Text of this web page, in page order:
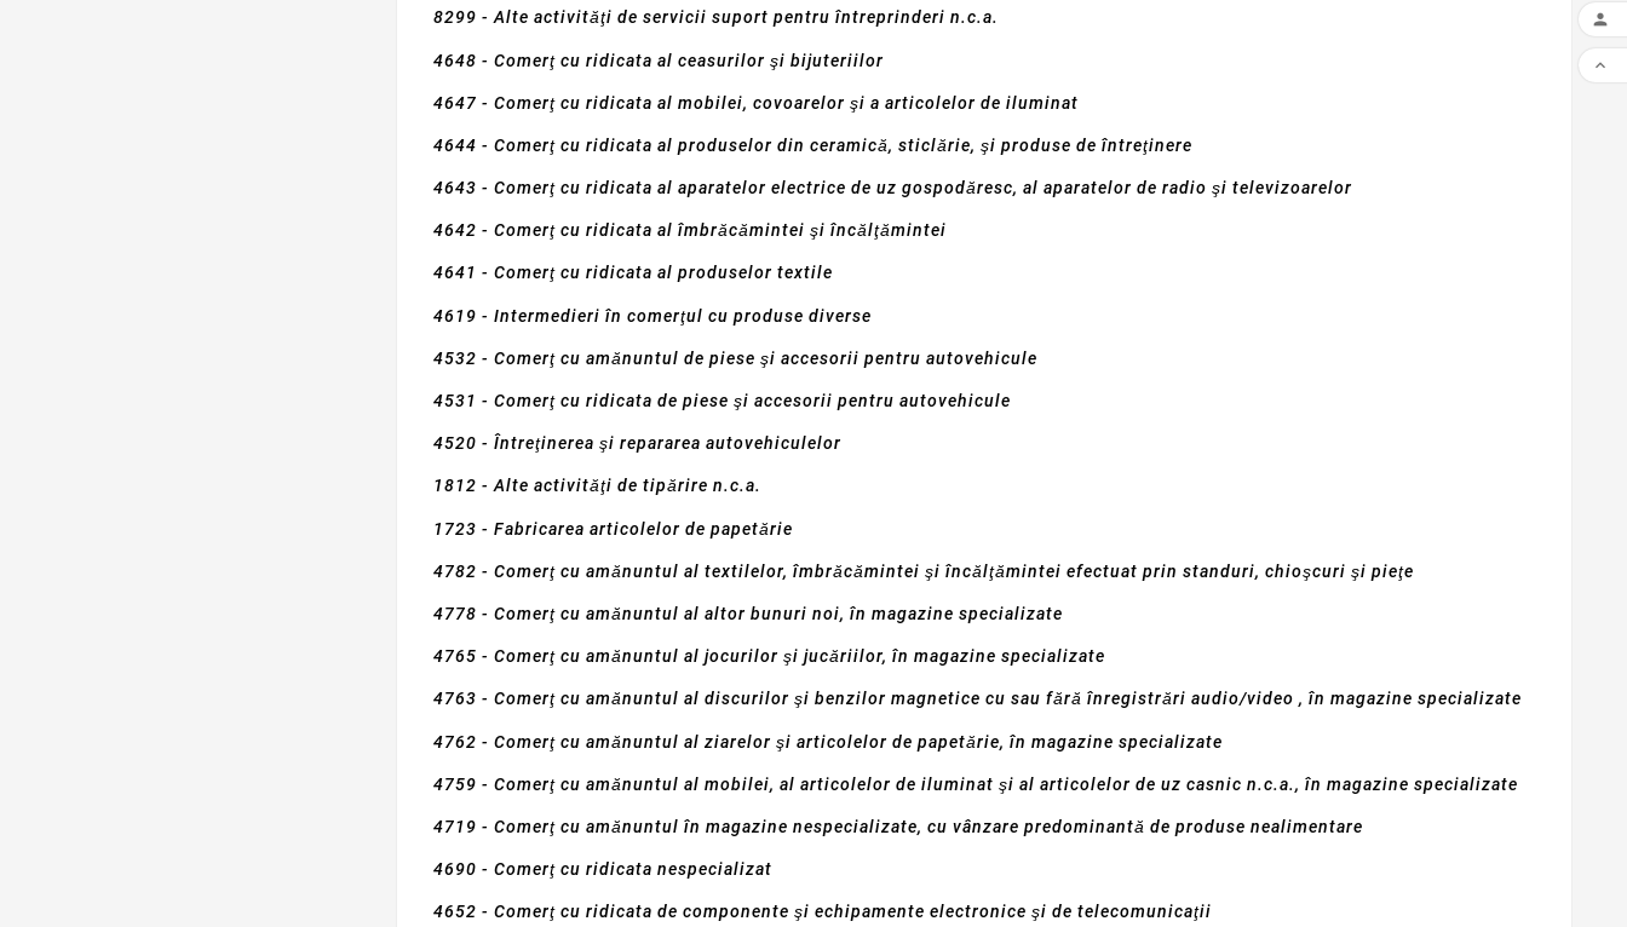
8299 - Alte activităţi de servicii suport pentru întreprinderi n.c.a.
4648 - Comerţ cu ridicata al ceasurilor şi bijuteriilor
4647 - Comerţ cu ridicata al mobilei, covoarelor şi a articolelor de iluminat
4644 - Comerţ cu ridicata al produselor din ceramică, sticlărie, şi produse de întreţinere
4643 - Comerţ cu ridicata al aparatelor electrice de uz gospodăresc, al aparatelor de radio şi televizoarelor
4642 - Comerţ cu ridicata al îmbrăcămintei şi încălţămintei
4641 - Comerţ cu ridicata al produselor textile
4619 - Intermedieri în comerţul cu produse diverse
4532 - Comerţ cu amănuntul de piese şi accesorii pentru autovehicule
4531 - Comerţ cu ridicata de piese şi accesorii pentru autovehicule
4520 - Întreţinerea şi repararea autovehiculelor
1812 - Alte activităţi de tipărire n.c.a.
1723 - Fabricarea articolelor de papetărie
4782 - Comerţ cu amănuntul al textilelor, îmbrăcămintei şi încălţămintei efectuat prin standuri, chioşcuri şi pieţe
4778 - Comerţ cu amănuntul al altor bunuri noi, în magazine specializate
4765 - Comerţ cu amănuntul al jocurilor şi jucăriilor, în magazine specializate
4763 - Comerţ cu amănuntul al discurilor şi benzilor magnetice cu sau fără înregistrări audio/video , în magazine specializate
4762 - Comerţ cu amănuntul al ziarelor şi articolelor de papetărie, în magazine specializate
4759 - Comerţ cu amănuntul al mobilei, al articolelor de iluminat şi al articolelor de uz casnic n.c.a., în magazine specializate
4719 - Comerţ cu amănuntul în magazine nespecializate, cu vânzare predominantă de produse nealimentare
4690 - Comerţ cu ridicata nespecializat
4652 - Comerţ cu ridicata de componente şi echipamente electronice şi de telecomunicaţii

